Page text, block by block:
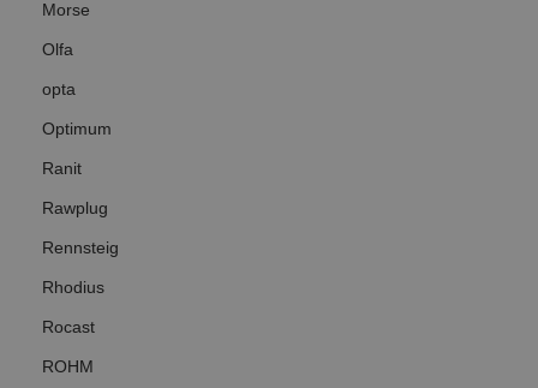
Morse
Olfa
opta
Optimum
Ranit
Rawplug
Rennsteig
Rhodius
Rocast
ROHM